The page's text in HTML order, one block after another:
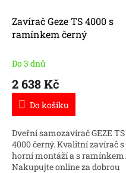
Zavírač Geze TS 4000 s
ramínkem černý
Do 3 dnů
2 638 Kč
Do košíku
Dveřní samozavírač GEZE TS
4000 černý. Kvalitní zavírač s
horní montáží a s ramínkem.
Nakupujte online za dobrou